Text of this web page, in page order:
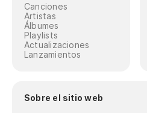
Canciones
Artistas
Álbumes
Playlists
Actualizaciones
Lanzamientos
Sobre el sitio web